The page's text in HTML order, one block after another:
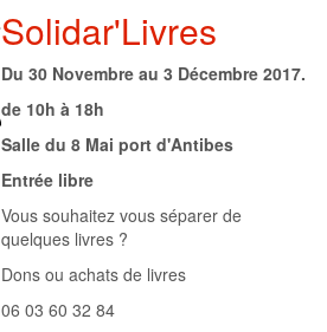
Solidar'Livres
Du 30 Novembre au 3 Décembre 2017.
de 10h à 18h
Salle du 8 Mai port d'Antibes
Entrée libre
Vous souhaitez vous séparer de
quelques livres ?
Dons ou achats de livres
06 03 60 32 84